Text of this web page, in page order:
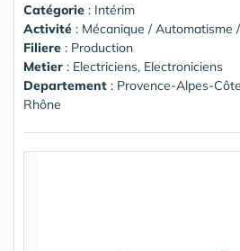
Catégorie : Intérim
Activité : Mécanique / Automatisme
Filiere : Production
Metier : Electriciens, Electroniciens
Departement : Provence-Alpes-
Rhône